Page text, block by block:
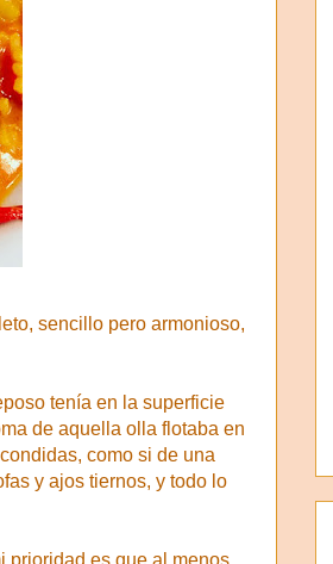
sencillo pero armonioso,
tenía en la superficie
de aquella olla flotaba en
como si de una
y ajos tiernos, y todo lo
prioridad es que al menos